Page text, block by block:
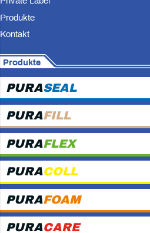
Produkte
Kontakt
Produkte
PURASEAL
PURAFILL
PURAFLEX
PURACOLL
PURAFOAM
PURACARE